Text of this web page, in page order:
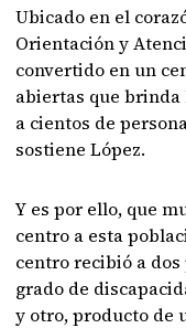
Ubicado en el
Orientación y
convertido en un
abiertas que
a cientos de
sostiene López.
Y es por ello, que
centro a esta
centro recibió a
grado de
y otro, producto de